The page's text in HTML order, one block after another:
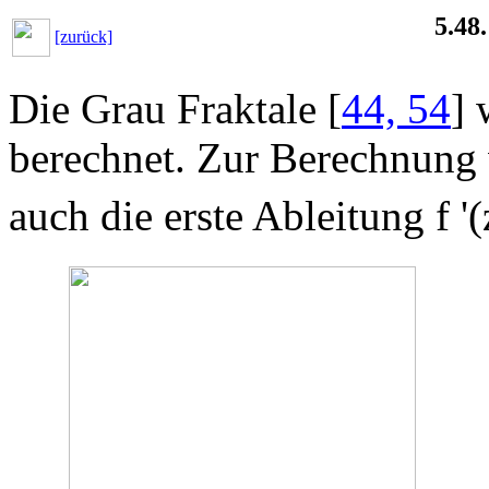
[zurück]
Die Grau Fraktale [44, 54]
berechnet. Zur
auch die erste Ableitung f